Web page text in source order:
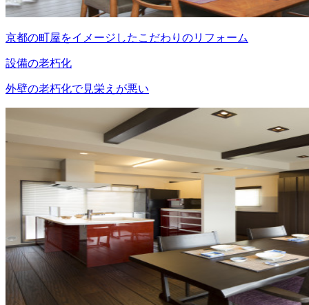
京都の町屋をイメージしたこだわりのリフォーム
設備の老朽化
外壁の老朽化で見栄えが悪い